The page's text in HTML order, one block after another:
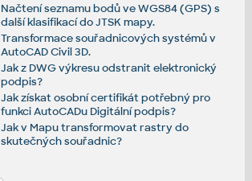
Načtení seznamu bodů ve WGS84 (GPS) s
další klasifikací do JTSK mapy.
Transformace souřadnicových systémů v
AutoCAD Civil 3D.
Jak z DWG výkresu odstranit elektronický
podpis?
Jak získat osobní certifikát potřebný pro
funkci AutoCADu Digitální podpis?
Jak v Mapu transformovat rastry do
skutečných souřadnic?